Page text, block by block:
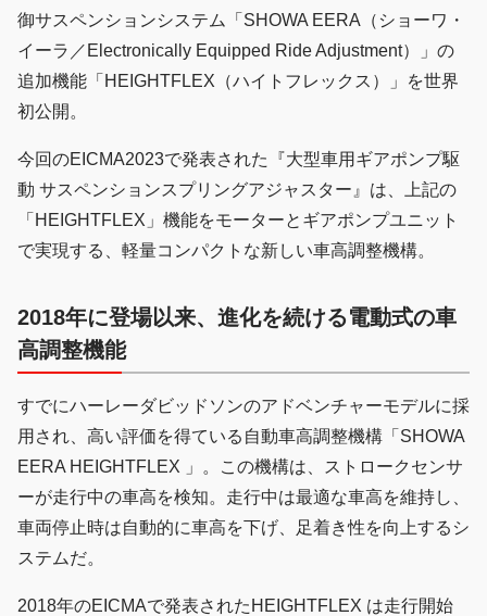
御サスペンションシステム「SHOWA EERA（ショーワ・
イーラ／Electronically Equipped Ride Adjustment）」の
追加機能「HEIGHTFLEX（ハイトフレックス）」を世界
初公開。
今回のEICMA2023で発表された『大型車用ギアポンプ駆
動 サスペンションスプリングアジャスター』は、上記の
「HEIGHTFLEX」機能をモーターとギアポンプユニット
で実現する、軽量コンパクトな新しい車高調整機構。
2018年に登場以来、進化を続ける電動式の車
高調整機能
すでにハーレーダビッドソンのアドベンチャーモデルに採
用され、高い評価を得ている自動車高調整機構「SHOWA
EERA HEIGHTFLEX 」。この機構は、ストロークセンサ
ーが走行中の車高を検知。走行中は最適な車高を維持し、
車両停止時は自動的に車高を下げ、足着き性を向上するシ
ステムだ。
2018年のEICMAで発表されたHEIGHTFLEX は走行開始